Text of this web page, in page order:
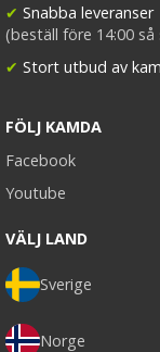
✔ Snabba leveranser
(beställ före 14:00
✔ Stort utbud av
FÖLJ KAMDA
Facebook
Youtube
VÄLJ LAND
Sverige
Norge